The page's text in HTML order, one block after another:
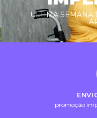
ULTIMA SEMANA
promoção